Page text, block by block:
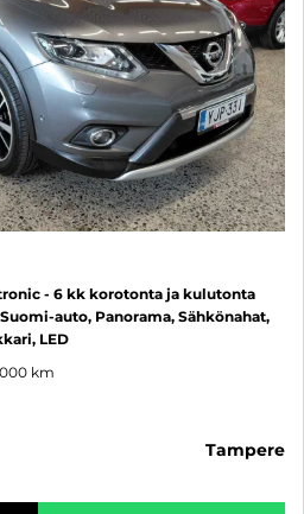
- 6 kk korotonta ja kulutonta
auto, Panorama, Sähkönahat,
LED
km
tampere